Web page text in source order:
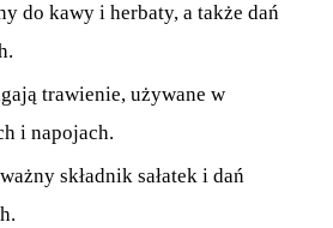
do kawy i herbaty, a także dań
trawienie, używane w
i napojach.
składnik sałatek i dań